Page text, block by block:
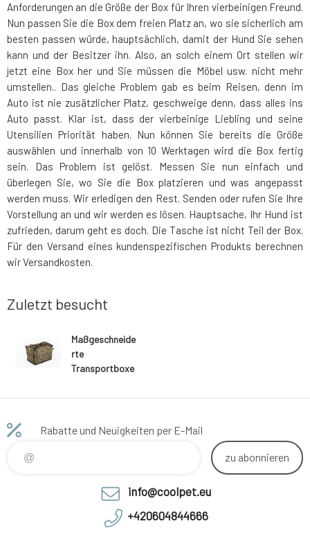
Anforderungen an die Größe der Box für Ihren vierbeinigen Freund.
Nun passen Sie die Box dem freien Platz an, wo sie sicherlich am
besten passen würde, hauptsächlich, damit der Hund Sie sehen
kann und der Besitzer ihn. Also, an solch einem Ort stellen wir
jetzt eine Box her und Sie müssen die Möbel usw. nicht mehr
umstellen.. Das gleiche Problem gab es beim Reisen, denn im
Auto ist nie zusätzlicher Platz, geschweige denn, dass alles ins
Auto passt. Klar ist, dass der vierbeinige Liebling und seine
Utensilien Priorität haben. Nun können Sie bereits die Größe
auswählen und innerhalb von 10 Werktagen wird die Box fertig
sein. Das Problem ist gelöst. Messen Sie nun einfach und
überlegen Sie, wo Sie die Box platzieren und was angepasst
werden muss. Wir erledigen den Rest. Senden oder rufen Sie Ihre
Vorstellung an und wir werden es lösen. Hauptsache, Ihr Hund ist
zufrieden, darum geht es doch. Die Tasche ist nicht Teil der Box.
Für den Versand eines kundenspezifischen Produkts berechnen
wir Versandkosten.
Zuletzt besucht
Maßgeschneide
rte
Transportboxe
Sonderanfertig
Rabatte und Neuigkeiten per E-Mail
zu abonnieren
info@coolpet.eu
+420604844666